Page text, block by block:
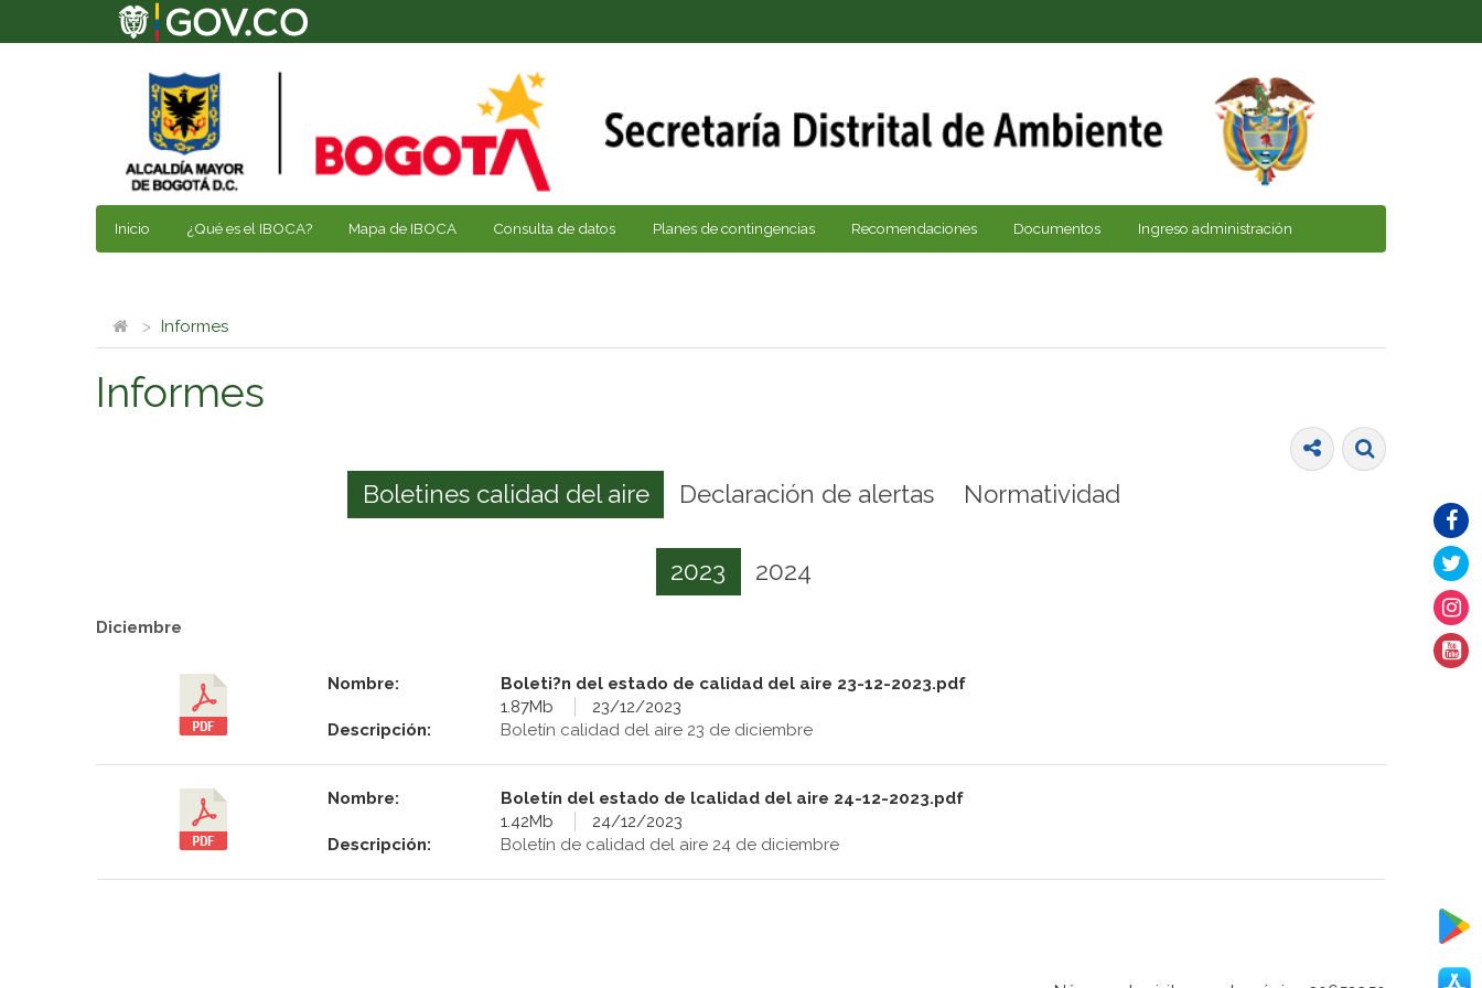
Inicio ¿Qué es el IBOCA? Mapa de IBOCA Consulta de datos Planes de contingencias Recomendaciones Documentos Ingreso administración
Informes
Informes
Boletines calidad del aire Declaración de alertas Normatividad
2023 2024
Diciembre
Nombre:
Boleti?n del estado de calidad del aire 23-12-2023.pdf
1.87Mb
23/12/2023
Descripción:
Boletín calidad del aire 23 de diciembre
Nombre:
Boletín del estado de lcalidad del aire 24-12-2023.pdf
1.42Mb
24/12/2023
Descripción:
Boletín de calidad del aire 24 de diciembre